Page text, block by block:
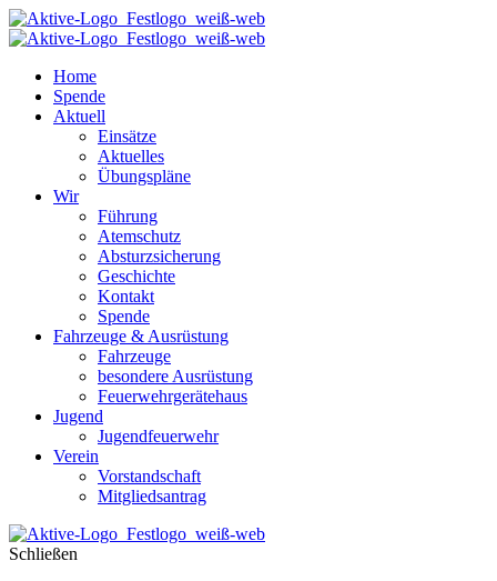
Home
Spende
Aktuell
Einsätze
Aktuelles
Übungspläne
Wir
Führung
Atemschutz
Absturzsicherung
Geschichte
Kontakt
Spende
Fahrzeuge & Ausrüstung
Fahrzeuge
besondere Ausrüstung
Feuerwehrgerätehaus
Jugend
Jugendfeuerwehr
Verein
Vorstandschaft
Mitgliedsantrag
Schließen